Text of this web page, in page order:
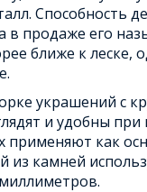
Способность
в продаже его
ближе к леске,
украшений с
и удобны при
применяют как
из камней